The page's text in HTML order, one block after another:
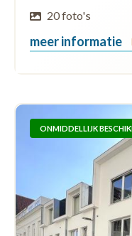
20 foto's
meer informatie
ONMIDDELLIJK